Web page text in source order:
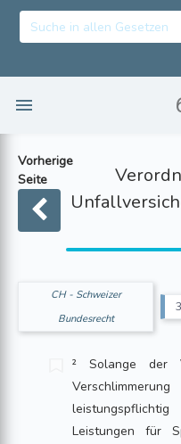
Vorherige
Seite
CH - Schweizer
Bundesrecht
² Solange der
Leistungen für